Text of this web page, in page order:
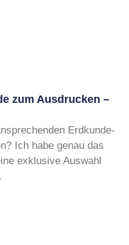
zum Ausdrucken –
Erdkunde-
Ich habe genau das
exklusive Auswahl